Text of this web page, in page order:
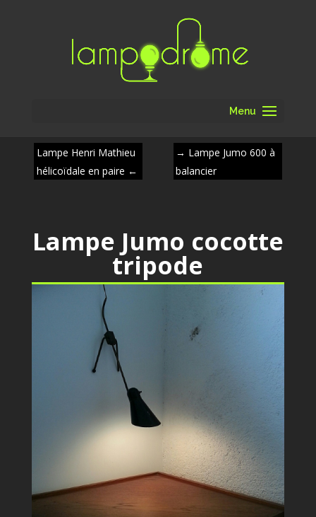
Menu
Lampe Henri Mathieu
hélicoïdale en paire ←
→ Lampe Jumo 600 à
balancier
Lampe Jumo cocotte
tripode